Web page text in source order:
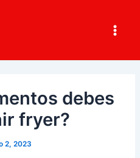
Main
debes
fryer?
2, 2023